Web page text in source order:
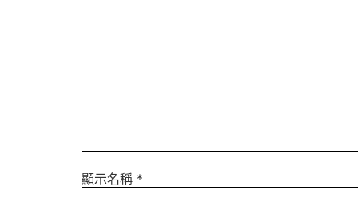
顯示名稱 *